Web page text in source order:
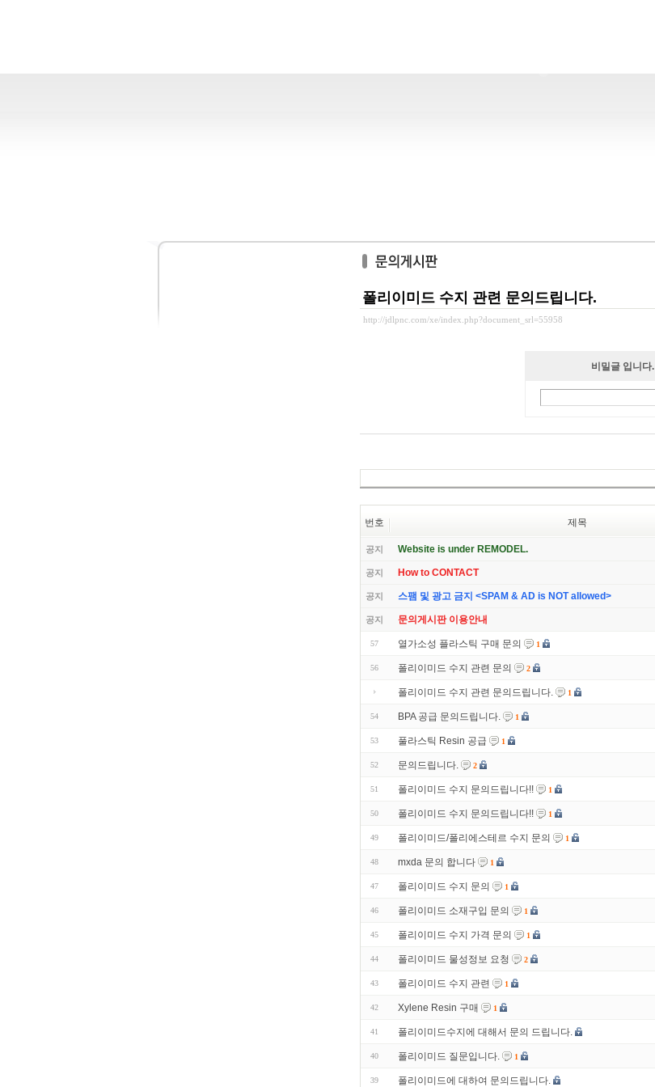
폴리이미드 수지 관련 문의드립니다.
http://jdlpnc.com/xe/index.php?document_srl=55958
비밀글 입니다.
번호 제목
공지 Website is under REMODEL.
공지 How to CONTACT
공지 스팸 및 광고 금지 <SPAM & AD is NOT allowed>
공지 문의게시판 이용안내
57 열가소성 플라스틱 구매 문의 1
56 폴리이미드 수지 관련 문의 2
폴리이미드 수지 관련 문의드립니다. 1
54 BPA 공급 문의드립니다. 1
53 풀라스틱 Resin 공급 1
52 문의드립니다. 2
51 폴리이미드 수지 문의드립니다!! 1
50 폴리이미드 수지 문의드립니다!! 1
49 폴리이미드/폴리에스테르 수지 문의 1
48 mxda 문의 합니다 1
47 폴리이미드 수지 문의 1
46 폴리이미드 소재구입 문의 1
45 폴리이미드 수지 가격 문의 1
44 폴리이미드 물성정보 요청 2
43 폴리이미드 수지 관련 1
42 Xylene Resin 구매 1
41 폴리이미드수지에 대해서 문의 드립니다.
40 폴리이미드 질문입니다. 1
39 폴리이미드에 대하여 문의드립니다.